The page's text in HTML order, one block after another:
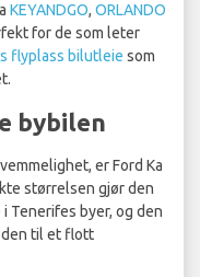
KEYANDGO, ORLANDO
for de som leter
flyplass bilutleie som
bybilen
er Ford Ka
størrelsen gjør den
Tenerifes byer, og den
til et flott